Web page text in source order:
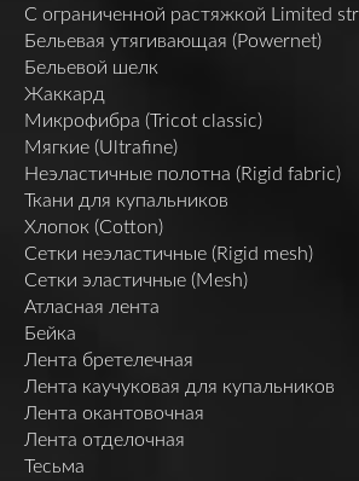
C ограниченной растяжкой Limited
Бельевая утягивающая (Powernet)
Бельевой шелк
Жаккард
Микрофибра (Tricot classic)
Мягкие (Ultrafine)
Неэластичные полотна (Rigid fabric)
Ткани для купальников
Хлопок (Cotton)
Сетки неэластичные (Rigid mesh)
Сетки эластичные (Mesh)
Атласная лента
Бейка
Лента бретелечная
Лента каучуковая для купальников
Лента окантовочная
Лента отделочная
Тесьма